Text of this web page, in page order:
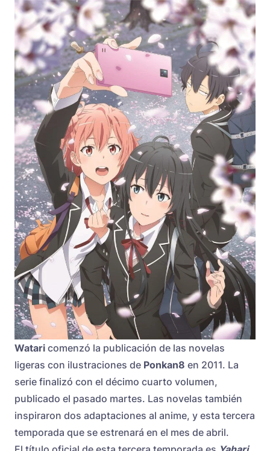
Watari comenzó la publicación de las novelas
ligeras con ilustraciones de Ponkan8 en 2011. La
serie finalizó con el décimo cuarto volumen,
publicado el pasado martes. Las novelas también
inspiraron dos adaptaciones al anime, y esta tercera
temporada que se estrenará en el mes de abril.